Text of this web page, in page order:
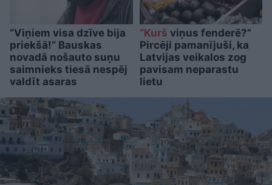
“Viņiem visa dzīve bija
priekšā!” Bauskas
novadā nošauto suņu
saimnieks tiesā nespēj
valdīt asaras
“Kurš viņus fenderē?”
Pircēji pamanījuši, ka
Latvijas veikalos zog
pavisam neparastu
lietu